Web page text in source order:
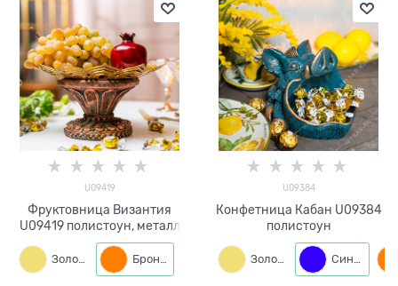
U09419
Фруктовница Византия
U09419 полистоун, металл
Золото Бронза
U09384
Конфетница Кабан U09384
полистоун
Золото Синий